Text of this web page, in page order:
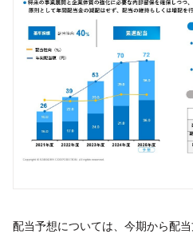
配当予想については、今期から配